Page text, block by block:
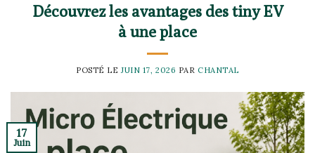
Découvrez les avantages des tiny EV
à une place
POSTÉ LEJUIN 17, 2026 PARCHANTAL
17
Juin